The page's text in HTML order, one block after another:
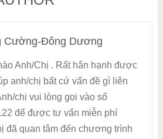
Cường-Đông Dương
Anh/Chị . Rất hân hạnh được
anh/chị bất cứ vấn đề gì liên
chị vui lòng gọi vào số
để được tư vấn miễn phí
đã quan tâm đến chương trình